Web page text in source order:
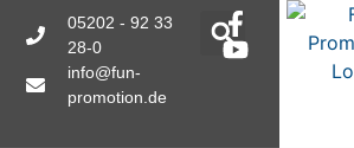
05202 - 92 33
28-0
info@fun-
promotion.de